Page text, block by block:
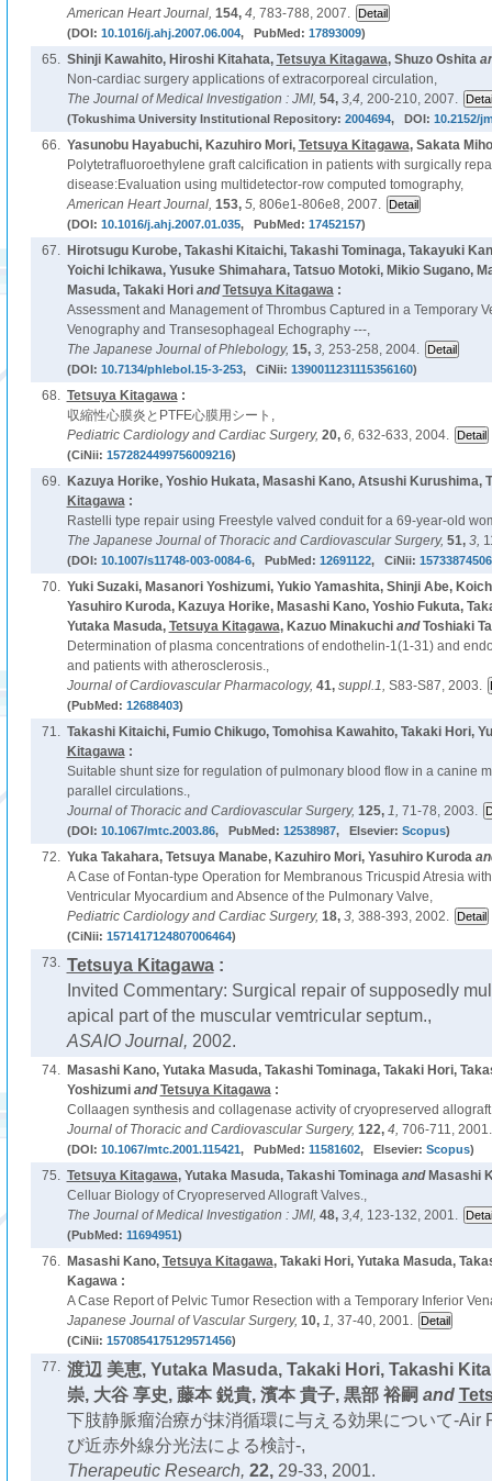
American Heart Journal, 154, 4, 783-788, 2007.
(DOI: 10.1016/j.ahj.2007.06.004, PubMed: 17893009)
65. Shinji Kawahito, Hiroshi Kitahata, Tetsuya Kitagawa, Shuzo Oshita
Non-cardiac surgery applications of extracorporeal circulation,
The Journal of Medical Investigation : JMI, 54, 3,4, 200-210, 2007.
(Tokushima University Institutional Repository: 2004694, DOI: 10.2152/
66. Yasunobu Hayabuchi, Kazuhiro Mori, Tetsuya Kitagawa, Sakata Miho
Polytetrafluoroethylene graft calcification in patients with surgically
disease:Evaluation using multidetector-row computed tomography,
American Heart Journal, 153, 5, 806e1-806e8, 2007.
(DOI: 10.1016/j.ahj.2007.01.035, PubMed: 17452157)
67.
Hirotsugu Kurobe, Takashi Kitaichi, Takashi Tominaga, Takayuki
Yoichi Ichikawa, Yusuke Shimahara, Tatsuo Motoki, Mikio Sugano,
Masuda, Takaki HoriandTetsuya Kitagawa:
Assessment and Management of Thrombus Captured in a Temporary
Venography and Transesophageal Echography ---,
The Japanese Journal of Phlebology, 15, 3, 253-258, 2004.
(DOI: 10.7134/phlebol.15-3-253, CiNii: 1390011231115356160)
68. Tetsuya Kitagawa:
収縮性心膜炎とPTFE心膜用シート,
Pediatric Cardiology and Cardiac Surgery, 20, 6, 632-633, 2004.
(CiNii: 1572824499756009216)
69.
Kazuya Horike, Yoshio Hukata, Masashi Kano, Atsushi Kurushima,
Kitagawa:
Rastelli type repair using Freestyle valved conduit for a 69-year-old
The Japanese Journal of Thoracic and Cardiovascular Surgery, 51, 3,
(DOI: 10.1007/s11748-003-0084-6, PubMed: 12691122, CiNii:
70. Yuki Suzaki, Masanori Yoshizumi, Yukio Yamashita, Shinji Abe,
Yasuhiro Kuroda, Kazuya Horike, Masashi Kano, Yoshio Fukuta,
Yutaka Masuda, Tetsuya Kitagawa, Kazuo MinakuchiandToshiaki
Determination of plasma concentrations of endothelin-1(1-31) and
and patients with atherosclerosis.,
Journal of Cardiovascular Pharmacology, 41, suppl.1, S83-S87, 2003.
(PubMed: 12688403)
71. Takashi Kitaichi, Fumio Chikugo, Tomohisa Kawahito, Takaki Hori,
Kitagawa:
Suitable shunt size for regulation of pulmonary blood flow in a canine
parallel circulations.,
Journal of Thoracic and Cardiovascular Surgery, 125, 1, 71-78, 2003.
(DOI: 10.1067/mtc.2003.86, PubMed: 12538987, Elsevier: Scopus)
72. Yuka Takahara, Tetsuya Manabe, Kazuhiro Mori, Yasuhiro Kuroda
A Case of Fontan-type Operation for Membranous Tricuspid Atresia
Ventricular Myocardium and Absence of the Pulmonary Valve,
Pediatric Cardiology and Cardiac Surgery, 18, 3, 388-393, 2002.
(CiNii: 1571417124807006464)
73. Tetsuya Kitagawa:
Invited Commentary: Surgical repair of supposedly
apical part of the muscular vemtricular septum.,
ASAIO Journal, 2002.
74.
Masashi Kano, Yutaka Masuda, Takashi Tominaga, Takaki Hori,
YoshizumiandTetsuya Kitagawa:
Collaagen synthesis and collagenase activity of cryopreserved
Journal of Thoracic and Cardiovascular Surgery, 122, 4, 706-711, 2001.
(DOI: 10.1067/mtc.2001.115421, PubMed: 11581602, Elsevier: Scopus)
75. Tetsuya Kitagawa, Yutaka Masuda, Takashi Tominagaand Masashi
Celluar Biology of Cryopreserved Allograft Valves.,
The Journal of Medical Investigation : JMI, 48, 3,4, 123-132, 2001.
(PubMed: 11694951)
76. Masashi Kano, Tetsuya Kitagawa, Takaki Hori, Yutaka Masuda,
Kagawa :
A Case Report of Pelvic Tumor Resection with a Temporary Inferior
Japanese Journal of Vascular Surgery, 10, 1, 37-40, 2001.
(CiNii: 1570854175129571456)
77. 渡辺 美恵, Yutaka Masuda, Takaki Hori, Takashi
崇, 大谷 享史, 藤本 鋭貴, 濱本 貴子, 黒部 裕嗣 and
下肢静脈瘤治療が抹消循環に与える効果について-Air
び近赤外線分光法による検討-,
Therapeutic Research, 22, 29-33, 2001.